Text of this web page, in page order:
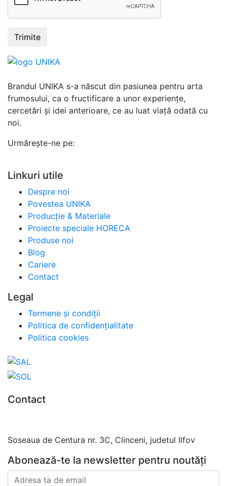
Trimite
Brandul UNIKA s-a născut din pasiunea pentru arta
frumosului, ca o fructificare a unor experiențe,
cercetări și idei anterioare, ce au luat viață odată cu
noi.
Urmărește-ne pe:
Linkuri utile
Despre noi
Povestea UNIKA
Producție & Materiale
Proiecte speciale HORECA
Produse noi
Blog
Cariere
Contact
Legal
Termene și condiții
Politica de confidențialitate
Politica cookies
Contact
Soseaua de Centura nr. 3C, Clinceni, judetul Ilfov
Abonează-te la newsletter pentru noutăți